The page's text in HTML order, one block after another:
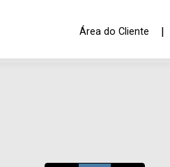
Área do Cliente |